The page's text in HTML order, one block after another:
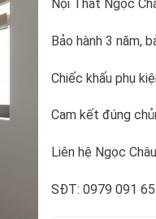
Nội Thất Ngọc
Bảo hành 3 năm,
Chiếc khấu phụ
Cam kết đúng
Liên hệ Ngọc
SĐT: 0979 091